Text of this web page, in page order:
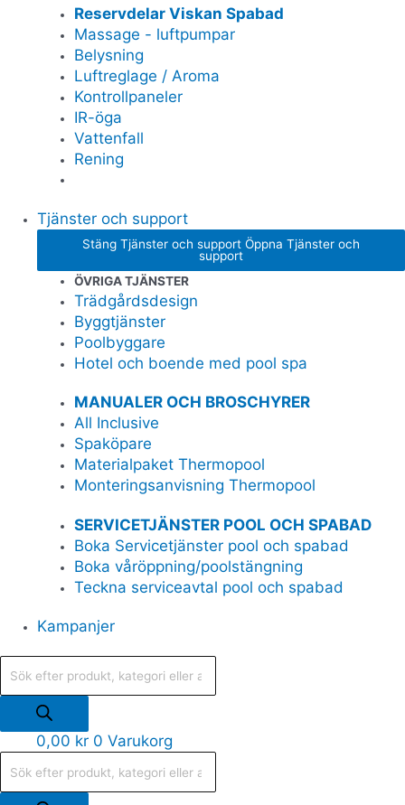
Reservdelar Viskan Spabad
Massage - luftpumpar
Belysning
Luftreglage / Aroma
Kontrollpaneler
IR-öga
Vattenfall
Rening
Tjänster och support
Stäng Tjänster och support Öppna Tjänster och
support
ÖVRIGA TJÄNSTER
Trädgårdsdesign
Byggtjänster
Poolbyggare
Hotel och boende med pool spa
MANUALER OCH BROSCHYRER
All Inclusive
Spaköpare
Materialpaket Thermopool
Monteringsanvisning Thermopool
SERVICETJÄNSTER POOL OCH SPABAD
Boka Servicetjänster pool och spabad
Boka våröppning/poolstängning
Teckna serviceavtal pool och spabad
Kampanjer
0,00 kr 0 Varukorg